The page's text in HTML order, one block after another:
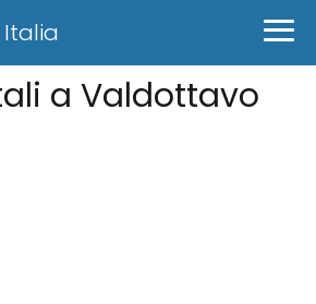
Italia
a Valdottavo